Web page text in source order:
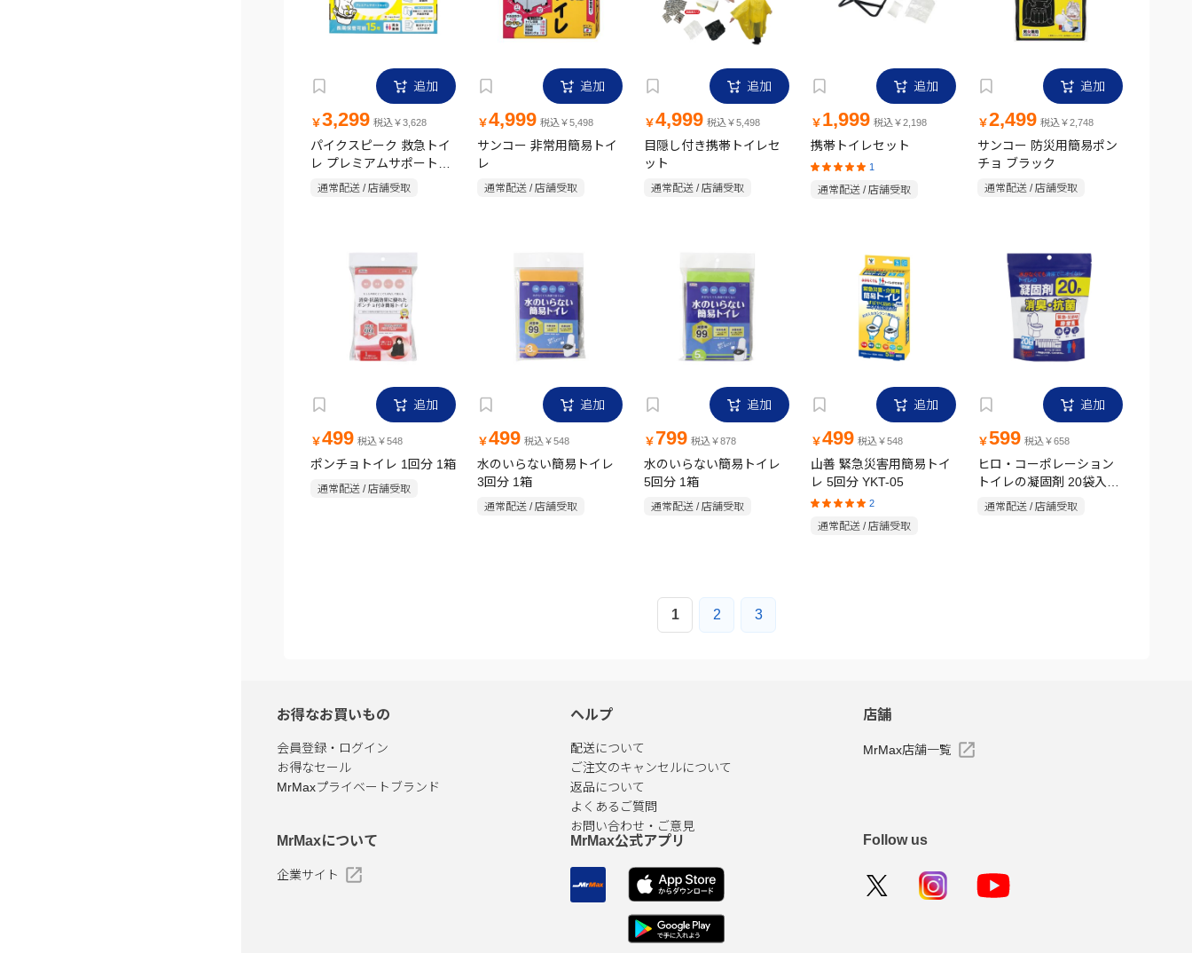
追加
￥3,299 税込￥3,628
パイクスピーク 救急トイ
レ プレミアムサポートセ
ット 60回分
通常配送 / 店舗受取
追加
￥4,999 税込￥5,498
サンコー 非常用簡易トイ
レ
通常配送 / 店舗受取
追加
￥4,999 税込￥5,498
目隠し付き携帯トイレセ
ット
通常配送 / 店舗受取
追加
￥ 1,999 税込￥2,198
携帯トイレセット
1
通常配送 / 店舗受取
追加
￥2,499 税込￥2,748
サンコー 防災用簡易ポン
チョ ブラック
通常配送 / 店舗受取
追加
￥499 税込￥548
ポンチョトイレ 1回分 1箱
通常配送 / 店舗受取
追加
￥499 税込￥548
水のいらない簡易トイレ
3回分 1箱
通常配送 / 店舗受取
追加
￥ 799 税込￥878
水のいらない簡易トイレ
5回分 1箱
通常配送 / 店舗受取
追加
￥499 税込￥548
山善 緊急災害用簡易トイ
レ 5回分 YKT-05
2
通常配送 / 店舗受取
追加
￥599 税込￥658
ヒロ・コーポレーション
トイレの凝固剤 20袋入
通常配送 / 店舗受取
1 2 3
お得なお買いもの
会員登録・ログイン
お得なセール
MrMaxプライベートブランド
ヘルプ
配送について
ご注文のキャンセルについて
返品について
よくあるご質問
お問い合わせ・ご意見
店舗
MrMax店舗一覧
MrMaxについて
企業サイト
MrMax公式アプリ Follow us